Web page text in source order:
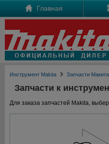
Главная
Инструмент Makita Запчасти Макита
Запчасти к
Для заказа запчастей Makita,